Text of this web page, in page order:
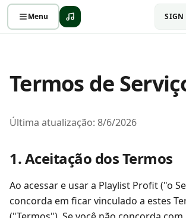
Menu SIGN
Termos de
Última atualização: 8/6/2026
1. Aceitação dos Termos
Ao acessar e usar a Playlist Profit ("o
concorda em ficar vinculado a estes